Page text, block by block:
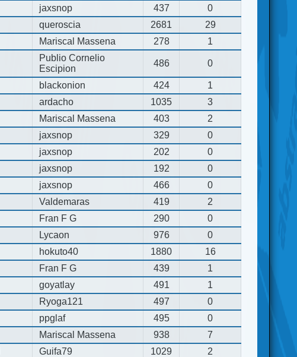
jaxsnop 437
0
queroscia 2681
29
Mariscal Massena 278 1
Publio Cornelio
Escipion
486 0
blackonion 424
1
ardacho 1035
3
Mariscal Massena 403
2
jaxsnop 329
0
jaxsnop 202
0
jaxsnop 192
0
jaxsnop 466
0
Valdemaras 419
2
Fran F G 290
0
Lycaon 976
0
hokuto40 1880
16
Fran F G 439
1
goyatlay 491
1
Ryoga121 497
0
ppglaf 495
0
Mariscal Massena 938
7
Guifa79 1029
2